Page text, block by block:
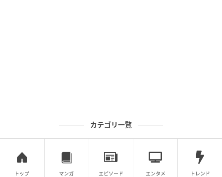
くってから毛先を外に流すことで、首まわりをすっき
りと見せています。髪表面を少しだけつまむように内
巻きに整えることで、奥行きが生まれてよりエアリー
な印象に仕上がりました。
カテゴリ一覧
トップ マンガ エピソード エンタメ トレンド